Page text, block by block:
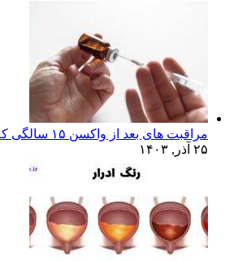
مراقبت های بعد از واکسن ۱۵ سالگی که والدین حتما باید بدانند!
۲۵ آذر, ۱۴۰۳